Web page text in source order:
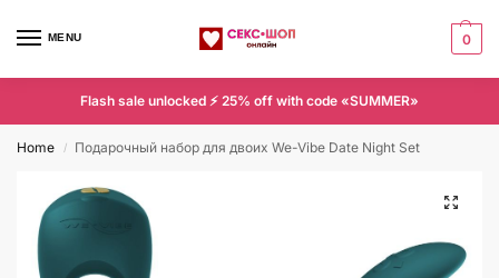
MENU 0
Flash sale unlocked ⚡ 25% off with code «SUMMER»
Home / Подарочный набор для двоих We-Vibe Date Night Set